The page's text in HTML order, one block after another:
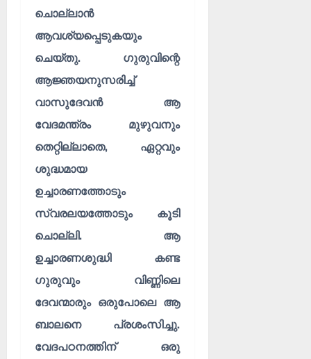
ചൊല്ലാൻ
ആവശ്യപ്പെടുകയും
ചെയ്തു. ഗുരുവിന്റെ
ആജ്ഞയനുസരിച്ച്
വാസുദേവൻ ആ
വേദമന്ത്രം മുഴുവനും
തെറ്റില്ലാതെ, ഏറ്റവും
ശുദ്ധമായ
ഉച്ചാരണത്തോടും
സ്വരലയത്തോടും കൂടി
ചൊല്ലി. ആ
ഉച്ചാരണശുദ്ധി കണ്ട
ഗുരുവും വിണ്ണിലെ
ദേവന്മാരും ഒരുപോലെ ആ
ബാലനെ പ്രശംസിച്ചു.
വേദപഠനത്തിന് ഒരു